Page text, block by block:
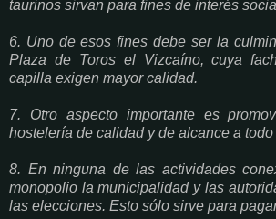
taurinos sirvan para fines de interés
6. Uno de esos fines debe ser la
Plaza de Toros el Vizcaíno, cuya
capilla exigen mayor calidad.
7. Otro aspecto importante es
hostelería de calidad y de alcance a
8. En ninguna de las actividades
monopolio la municipalidad y las
las elecciones. Esto sólo sirve para